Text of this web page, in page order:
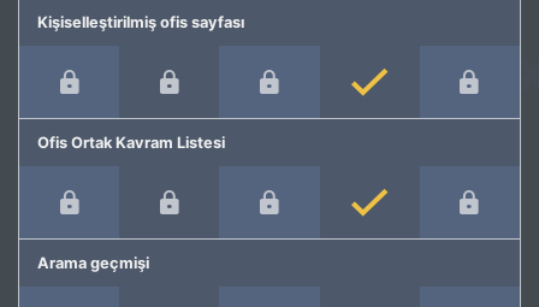
Kişiselleştirilmiş ofis sayfası
Ofis Ortak Kavram Listesi
Arama geçmişi